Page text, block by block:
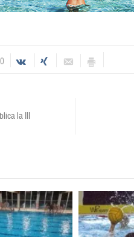
0
la III